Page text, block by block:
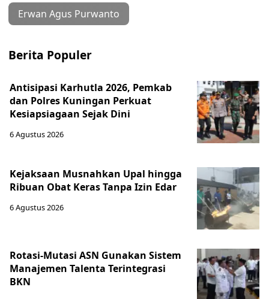
Erwan Agus Purwanto
Berita Populer
Antisipasi Karhutla 2026, Pemkab
dan Polres Kuningan Perkuat
Kesiapsiagaan Sejak Dini
6 Agustus 2026
Kejaksaan Musnahkan Upal hingga
Ribuan Obat Keras Tanpa Izin Edar
6 Agustus 2026
Rotasi-Mutasi ASN Gunakan Sistem
Manajemen Talenta Terintegrasi
BKN